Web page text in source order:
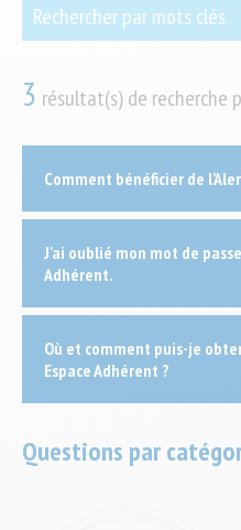
Rechercher par mots clés
3 résultat(s) de recherche
Comment bénéficier de
J'ai oublié mon mot de
Adhérent.
Où et comment puis-je
Espace Adhérent ?
Questions par